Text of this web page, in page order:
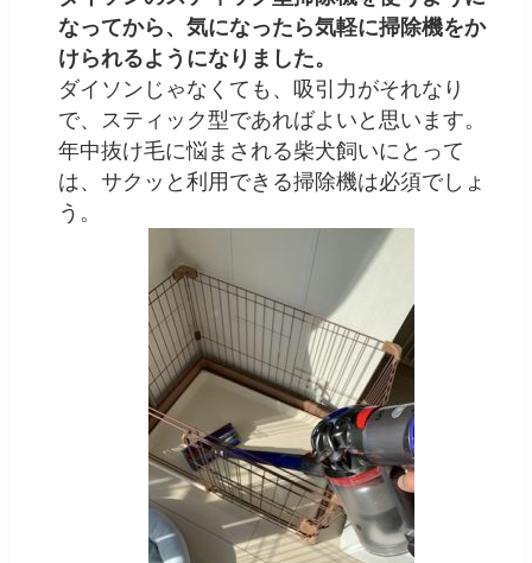
なってから、気になったら気軽に掃除機をか
けられるようになりました。
ダイソンじゃなくても、吸引力がそれなり
で、スティック型であればよいと思います。
年中抜け毛に悩まされる柴犬飼いにとって
は、サクッと利用できる掃除機は必須でしょ
う。